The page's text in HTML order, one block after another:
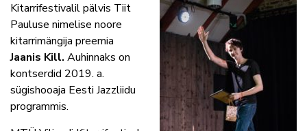
Kitarrifestivalil pälvis Tiit
Pauluse nimelise noore
kitarrimängija preemia
Jaanis Kill. Auhinnaks on
kontserdid 2019. a.
sügishooaja Eesti Jazzliidu
programmis.